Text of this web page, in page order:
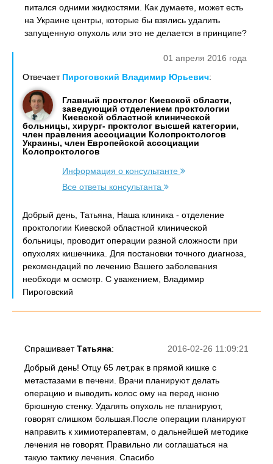
питался одними жидкостями. Как думаете, может есть
на Украине центры, которые бы взялись удалить
запущенную опухоль или это не делается в принципе?
01 апреля 2016 года
Отвечает Пироговский Владимир Юрьевич:
Главный проктолог Киевской области,
заведующий отделением проктологии
Киевской областной клинической
больницы, хирург- проктолог высшей категории,
член правления ассоциации Колопроктологов
Украины, член Европейской ассоциации
Колопроктологов
Информация о консультанте
Все ответы консультанта
Добрый день, Татьяна, Наша клиника - отделение
проктологии Киевской областной клинической
больницы, проводит операции разной сложности при
опухолях кишечника. Для постановки точного диагноза,
рекомендаций по лечению Вашего заболевания
необходи м осмотр. С уважением, Владимир
Пироговский
2016-02-26 11:09:21
СпрашиваетТатьяна:
Добрый день! Отцу 65 лет,рак в прямой кишке с
метастазами в печени. Врачи планируют делать
операцию и выводить колос ому на перед нюню
брюшную стенку. Удалять опухоль не планируют,
говорят слишком большая.После операции планируют
направить к химиотерапевтам, о дальнейшей методике
лечения не говорят. Правильно ли соглашаться на
такую тактику лечения. Спасибо